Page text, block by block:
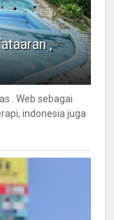
,
. Web sebagai
indonesia juga